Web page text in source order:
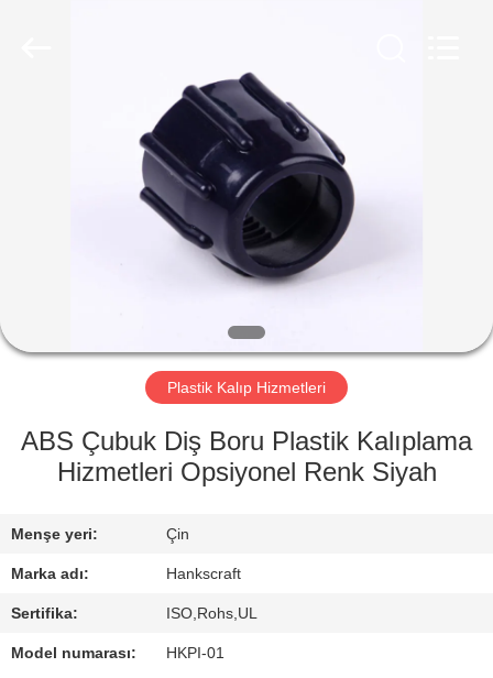
FABRIKA
KALITE
BIZE
ULAŞIN
Plastik Kalıp Hizmetleri
ABS Çubuk Diş Boru Plastik Kalıplama
Hizmetleri Opsiyonel Renk Siyah
Menşe yeri: Çin
Marka adı: Hankscraft
Sertifika: ISO,Rohs,UL
Model numarası: HKPI-01